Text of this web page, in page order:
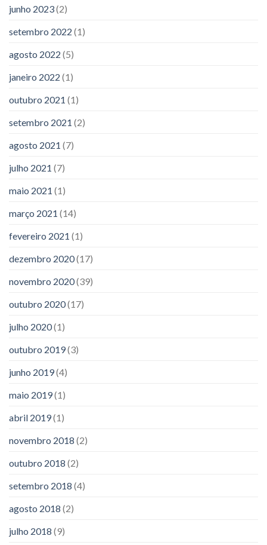
junho 2023(2)
setembro 2022 (1)
agosto 2022 (5)
janeiro 2022 (1)
outubro 2021 (1)
setembro 2021 (2)
agosto 2021 (7)
julho 2021 (7)
maio 2021 (1)
março 2021 (14)
fevereiro 2021 (1)
dezembro 2020(17)
novembro 2020(39)
outubro 2020(17)
julho 2020(1)
outubro 2019(3)
junho 2019(4)
maio 2019(1)
abril 2019(1)
novembro 2018 (2)
outubro 2018 (2)
setembro 2018 (4)
agosto 2018 (2)
julho 2018 (9)